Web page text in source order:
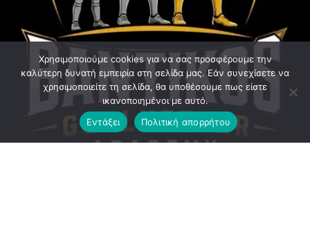
Χρησιμοποιούμε cookies για να σας προσφέρουμε την
καλύτερη δυνατή εμπειρία στη σελίδα μας. Εάν συνεχίσετε να
χρησιμοποιείτε τη σελίδα, θα υποθέσουμε πως είστε
ικανοποιημένοι με αυτό.
Εντάξει
Πολιτική απορρήτου